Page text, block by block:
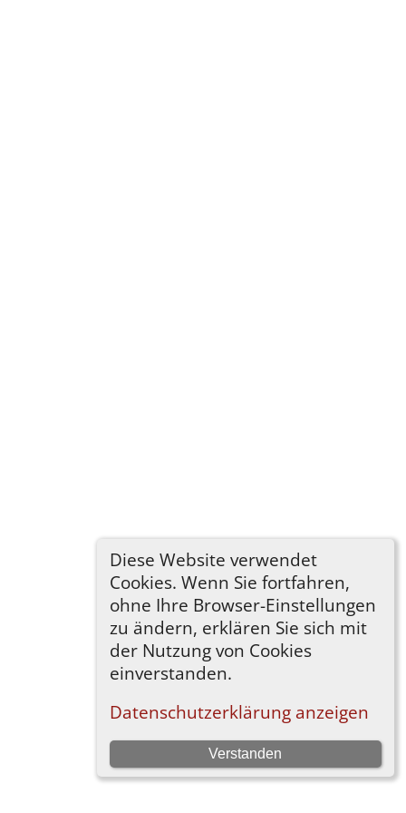
Diese Website verwendet
Cookies. Wenn Sie fortfahren,
ohne Ihre Browser-Einstellungen
zu ändern, erklären Sie sich mit
der Nutzung von Cookies
einverstanden.
Datenschutzerklärung anzeigen
Verstanden